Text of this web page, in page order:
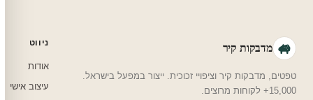
מדבקות קיר
טפטים, מדבקות קיר וציפויי זכוכית. ייצור במפעל בישראל.
15,000+ לקוחות מרוצים.
ניווט
אודות
עיצוב אישי